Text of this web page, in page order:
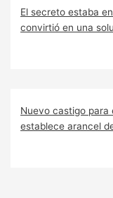
El secreto estaba
convirtió en una
Nuevo castigo para
establece arancel